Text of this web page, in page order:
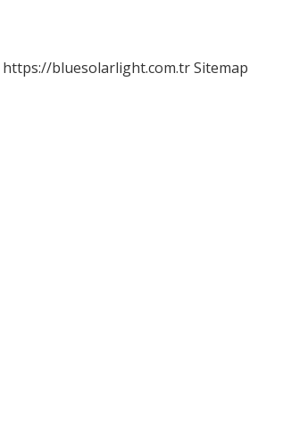
https://bluesolarlight.com.trSitemap